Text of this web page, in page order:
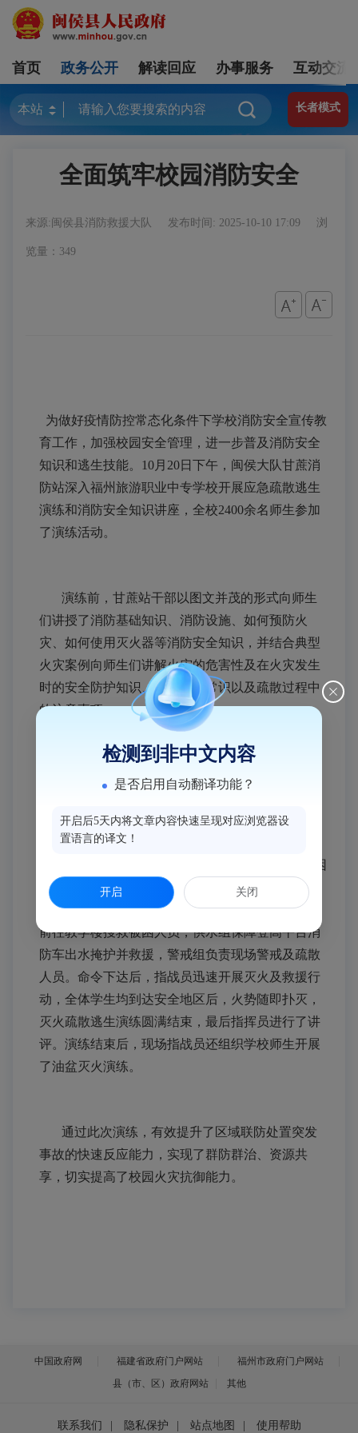
首页 政务公开 解读回应 办事服务 互动交流
长者模式
全面筑牢校园消防安全
来源:闽侯县消防救援大队 发布时间: 2025-10-10 17:09 浏
览量：349
为做好疫情防控常态化条件下学校消防安全宣传教
育工作，加强校园安全管理，进一步普及消防安全
知识和逃生技能。 10月 20日下午，闽侯大队甘蔗消
防站深入福州旅游职业中专学校开展应急疏散逃生
演练和消防安全知识讲座，全校2400余名师生参加
了演练活动。
演练前，甘蔗站干部以图文并茂的形式向师生
们讲授了消防基础知识、消防设施、如何预防火
灾、如何使用灭火器等消防安全知识，并结合典型
火灾案例向师生们讲解火灾的危害性及在火灾发生
时的安全防护知识、逃生自救常识以及疏散过程中
的注意事项。
演练假设： 15时 00 分，福州旅游职业中专学校
蔓延。火灾发生后，学校立即组织学生疏散逃生并
报警，学生们在老师和消防人员的指挥引导下弯腰
名学生被困
在办公室。得知灾情后，指挥员立即下达命令，灭
火组第一时间到达起火点进行灭火，救援组携担架
前往教学楼搜救被困人员，供水组保障登高平台消
防车出水掩护并救援，警戒组负责现场警戒及疏散
人员。命令下达后，指战员迅速开展灭火及救援行
动，全体学生均到达安全地区后，火势随即扑灭，
灭火疏散逃生演练圆满结束，最后指挥员进行了讲
评。演练结束后，现场指战员还组织学校师生开展
了油盆灭火演练。
通过此次演练，有效提升了区域联防处置突发
事故的快速反应能力，实现了群防群治、资源共
享，切实提高了校园火灾抗御能力。
中国政府网 福建省政府门户网站
福州市政府门户网站
县（市、区）政府网站
其他
联系我们 | 隐私保护 | 站点地图 | 使用帮助
检测到非中文内容
是否启用自动翻译功能？
开启后5天内将文章内容快速呈现对应浏览器设
置语言的译文！
开启 关闭